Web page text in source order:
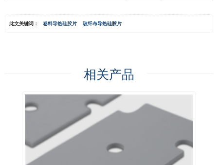
此文关键词： 卷料导热硅胶片 玻纤布导热硅胶片
相关产品